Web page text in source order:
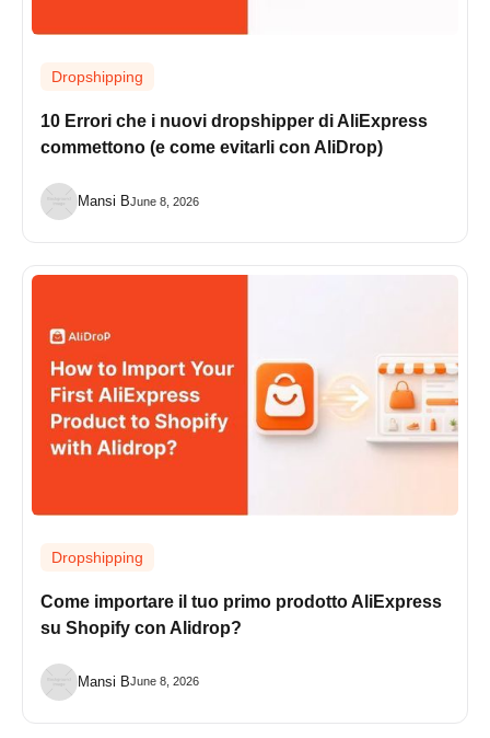
Dropshipping
10 Errori che i nuovi dropshipper di AliExpress
commettono (e come evitarli con AliDrop)
Mansi BJune 8, 2026
Dropshipping
Come importare il tuo primo prodotto AliExpress
su Shopify con Alidrop?
Mansi BJune 8, 2026